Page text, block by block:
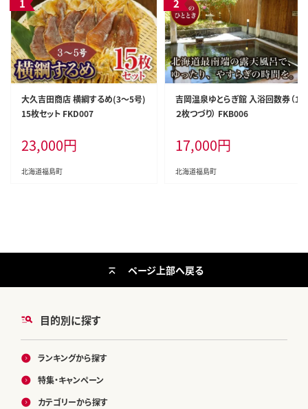
大久吉田商店 横綱するめ(3～5号)
15枚セット FKD007
23,000円
北海道福島町
吉岡温泉ゆとらぎ館 入浴回数券（１
２枚つづり） FKB006
17,000円
北海道福島町
目的別に探す
ランキングから探す
特集・キャンペーン
カテゴリーから探す
ページ上部へ戻る